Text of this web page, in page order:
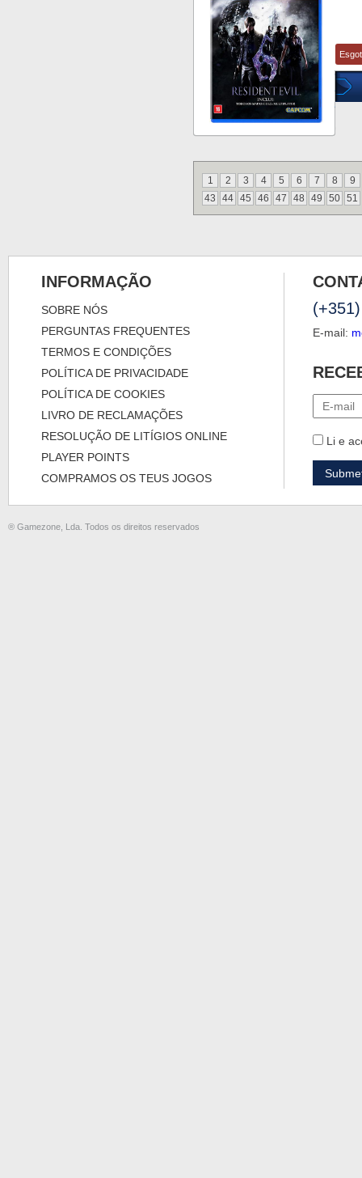
1 2 3 4 5 6 7 8
9
43
44 45 46 47 48 49 50 51
INFORMAÇÃO
SOBRE NÓS
PERGUNTAS FREQUENTES
TERMOS E CONDIÇÕES
POLÍTICA DE PRIVACIDADE
POLÍTICA DE COOKIES
LIVRO DE RECLAMAÇÕES
RESOLUÇÃO DE LITÍGIOS ONLINE
PLAYER POINTS
COMPRAMOS OS TEUS JOGOS
E-mail:
Li e
® Gamezone, Lda. Todos os direitos reservados